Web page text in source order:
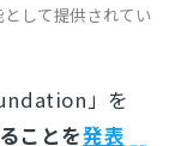
して提供されてい
」を
ことを発表